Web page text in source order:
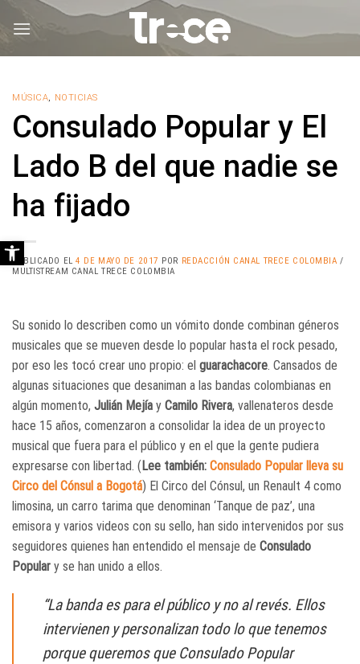
MÚSICA, NOTICIAS
Consulado Popular y El
Lado B del que nadie se
ha fijado
PUBLICADO EL4 DE MAYO DE 2017 POR REDACCIÓN CANAL TRECE COLOMBIA /
MULTISTREAM CANAL TRECE COLOMBIA
Su sonido lo describen como un vómito donde combinan géneros
musicales que se mueven desde lo popular hasta el rock pesado,
por eso les tocó crear uno propio: el guarachacore. Cansados de
algunas situaciones que desaniman a las bandas colombianas en
algún momento, Julián Mejía y Camilo Rivera, vallenateros desde
hace 15 años, comenzaron a consolidar la idea de un proyecto
musical que fuera para el público y en el que la gente pudiera
expresarse con libertad. (Lee también: Consulado Popular lleva su
Circo del Cónsul a Bogotá) El Circo del Cónsul, un Renault 4 como
limosina, un carro tarima que denominan ‘Tanque de paz’, una
emisora y varios videos con su sello, han sido intervenidos por sus
seguidores quienes han entendido el mensaje de Consulado
Popular y se han unido a ellos.
“La banda es para el público y no al revés. Ellos
intervienen y personalizan todo lo que tenemos
porque queremos que Consulado Popular
Abrir barra de herramientas